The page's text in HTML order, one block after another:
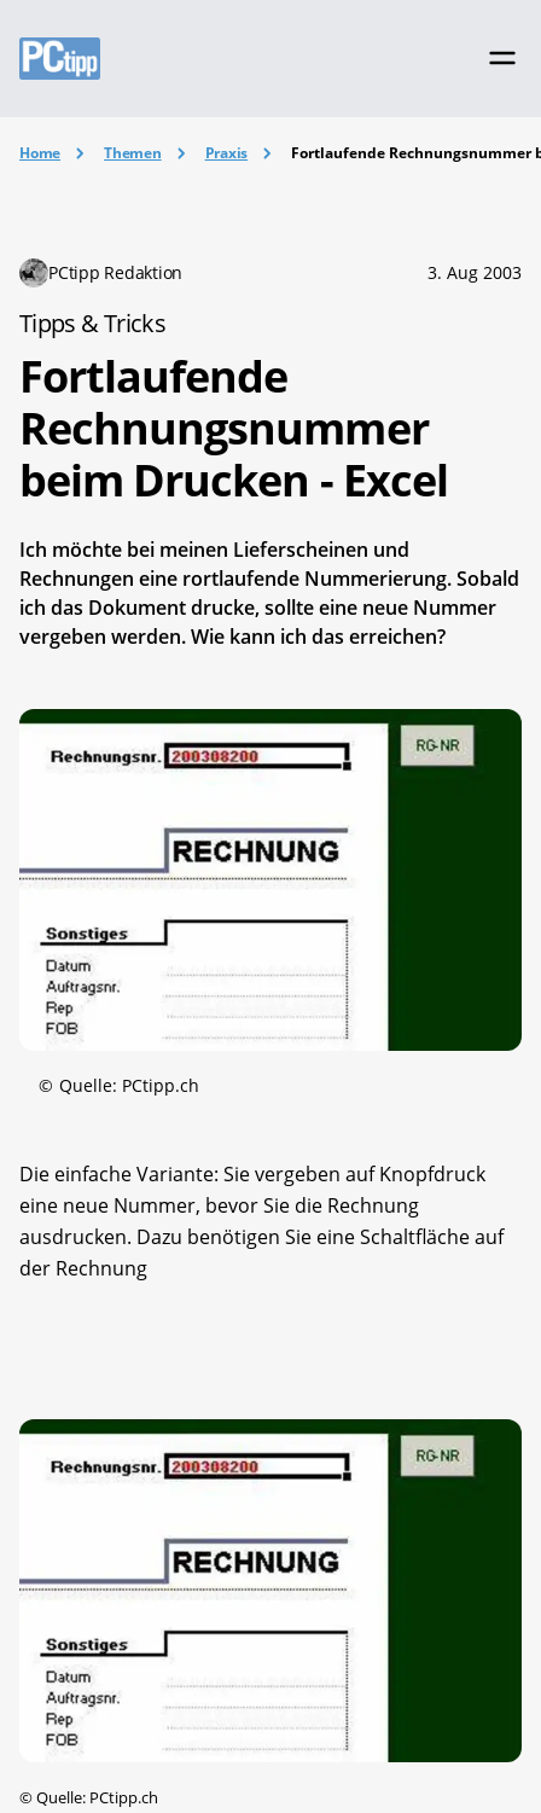
Home Themen Praxis Fortlaufende Rechnungsnummer
PCtipp Redaktion 3. Aug 2003
Tipps & Tricks
Fortlaufende
Rechnungsnummer
beim Drucken - Excel
Ich möchte bei meinen Lieferscheinen und
Rechnungen eine rortlaufende Nummerierung. Sobald
ich das Dokument drucke, sollte eine neue Nummer
vergeben werden. Wie kann ich das erreichen?
© Quelle: PCtipp.ch
Die einfache Variante: Sie vergeben auf Knopfdruck
eine neue Nummer, bevor Sie die Rechnung
ausdrucken. Dazu benötigen Sie eine Schaltfläche auf
der Rechnung
©Quelle: PCtipp.ch